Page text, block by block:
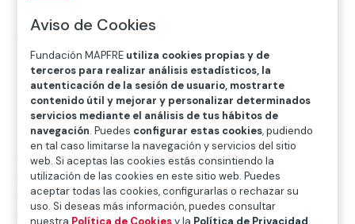
 Acción Social
La campañaComparte Sueños, Regala ilusión
pusimos en marcha con el apoyo de Bureau Veritas,
llega a su fin y, con la ayuda de nuestros voluntarios,
hemos recogido y clasificado 67 cajas de libros que
Aviso de Cookies
Fundación MAPFRE utiliza cookies propias y de
terceros para realizar análisis estadísticos, la
autenticación de la sesión de usuario, mostrarte
contenido útil y mejorar y personalizar determinados
servicios mediante el análisis de tus hábitos de
navegación. Puedes configurar estas cookies, pudiendo
en tal caso limitarse la navegación y servicios del sitio
web. Si aceptas las cookies estás consintiendo la
utilización de las cookies en este sitio web. Puedes
aceptar todas las cookies, configurarlas o rechazar su
uso. Si deseas más información, puedes consultar
nuestra Política de Cookiesy la Política de Privacidad.